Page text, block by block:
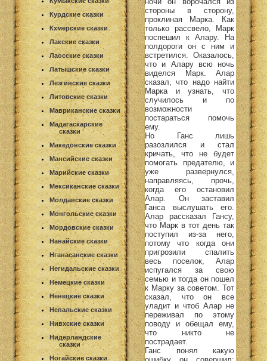
Курдские сказки
Кхмерские сказки
Лакские сказки
Лаосские сказки
Латышские сказки
Лезгинские сказки
Литовские сказки
Мавриканские сказки
Мадагаскарские
сказки
Македонские сказки
Мансийские сказки
Марийские сказки
Мексиканские сказки
Молдавские сказки
Монгольские сказки
Мордовские сказки
Нанайские сказки
Нганасанские сказки
Негидальские сказки
Немецкие сказки
Ненецкие сказки
Непальские сказки
Нивхские сказки
Нидерландские
сказки
Ногайские сказки
стороны в сторону,
проклиная Марка. Как
только рассвело, Марк
поспешил к Алару. На
полдороги он с ним и
встретился. Оказалось,
что и Алару всю ночь
виделся Марк. Алар
сказал, что надо найти
Марка и узнать, что
случилось и по
возможности
постараться помочь
ему.
Но Ганс лишь
разозлился и стал
кричать, что не будет
помогать предателю, и
уже развернулся,
направляясь, прочь,
когда его остановил
Алар. Он заставил
Ганса выслушать его.
Алар рассказал Гансу,
что Марк в тот день так
поступил из-за него,
потому что когда они
пригрозили спалить
весь поселок, Алар
испугался за свою
семью и тогда он пошел
к Марку за советом. Тот
сказал, что он все
уладит и чтоб Алар не
переживал по этому
поводу и обещал ему,
что никто не
пострадает.
Ганс понял какую